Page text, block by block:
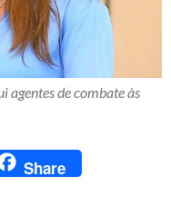
agentes de combate às
Share